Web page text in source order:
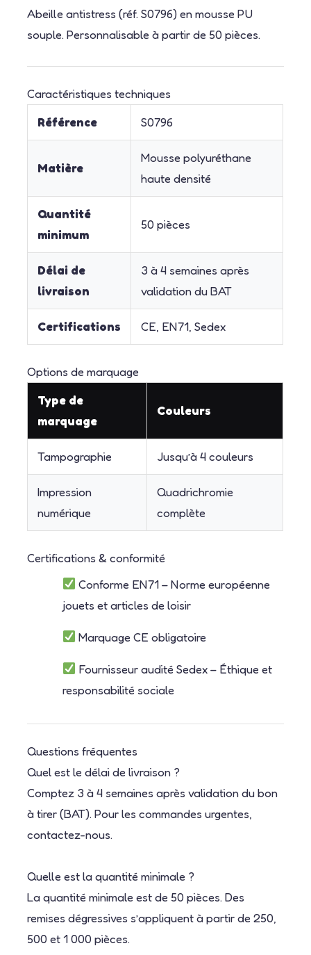
Abeille antistress (réf. S0796) en mousse PU
souple. Personnalisable à partir de 50 pièces.
Caractéristiques techniques
Référence
S0796
Matière
Mousse polyuréthane
haute densité
Quantité
minimum
50 pièces
Délai de
livraison
3 à 4 semaines après
validation du BAT
Certifications CE, EN71, Sedex
Options de marquage
Type de
marquage
Couleurs
Tampographie Jusqu’à 4 couleurs
Impression
numérique
Quadrichromie
complète
Certifications & conformité
Conforme EN71 – Norme européenne
jouets et articles de loisir
Marquage CE obligatoire
Fournisseur audité Sedex – Éthique et
responsabilité sociale
Questions fréquentes
Quel est le délai de livraison ?
Comptez 3 à 4 semaines après validation du bon
à tirer (BAT). Pour les commandes urgentes,
contactez-nous.
Quelle est la quantité minimale ?
La quantité minimale est de 50 pièces. Des
remises dégressives s’appliquent à partir de 250,
500 et 1 000 pièces.